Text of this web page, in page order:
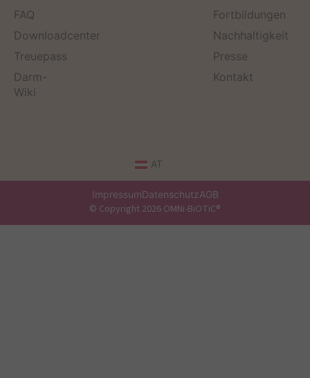
FAQ
Downloadcenter
Treuepass
Darm-
Wiki
Fortbildungen
Nachhaltigkeit
Presse
Kontakt
AT
ImpressumDatenschutzAGB
© Copyright 2026 OMNi-BiOTiC®